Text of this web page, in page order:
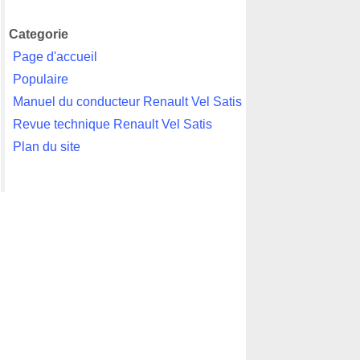
Categorie
Page d'accueil
Populaire
Manuel du conducteur Renault Vel Satis
Revue technique Renault Vel Satis
Plan du site